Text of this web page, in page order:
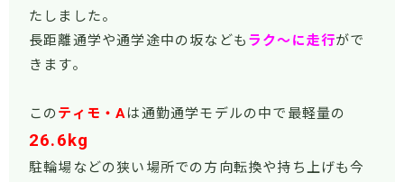
たしました。
長距離通学や通学途中の坂なども ラク～に走行がで
きます。
この ティモ・Aは通勤通学モデルの中で最軽量の
26.6kg
駐輪場などの狭い場所での方向転換や持ち上げも今